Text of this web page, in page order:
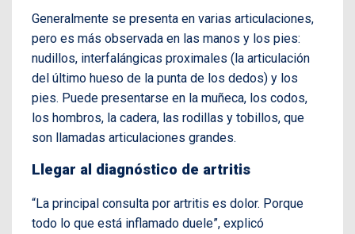
Generalmente se presenta en varias articulaciones,
pero es más observada en las manos y los pies:
nudillos, interfalángicas proximales (la articulación
del último hueso de la punta de los dedos) y los
pies. Puede presentarse en la muñeca, los codos,
los hombros, la cadera, las rodillas y tobillos, que
son llamadas articulaciones grandes.
Llegar al diagnóstico de artritis
“La principal consulta por artritis es dolor. Porque
todo lo que está inflamado duele”, explicó